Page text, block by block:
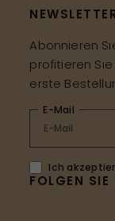
FOLGEN SIE
Abonnieren
profitieren Sie
erste
E-Mail
Ich